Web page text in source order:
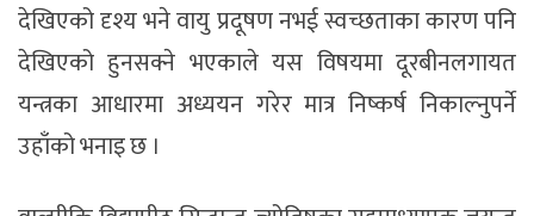
देखिएको दृश्य भने वायु प्रदूषण नभई स्वच्छताका कारण पनि
देखिएको हुनसक्ने भएकाले यस विषयमा दूरबीनलगायत
यन्त्रका आधारमा अध्ययन गरेर मात्र निष्कर्ष निकाल्नुपर्ने
उहाँको भनाइ छ ।